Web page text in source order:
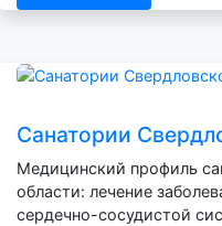
Санатории
Медицинский профиль
области: лечение
сердечно-сосудистой